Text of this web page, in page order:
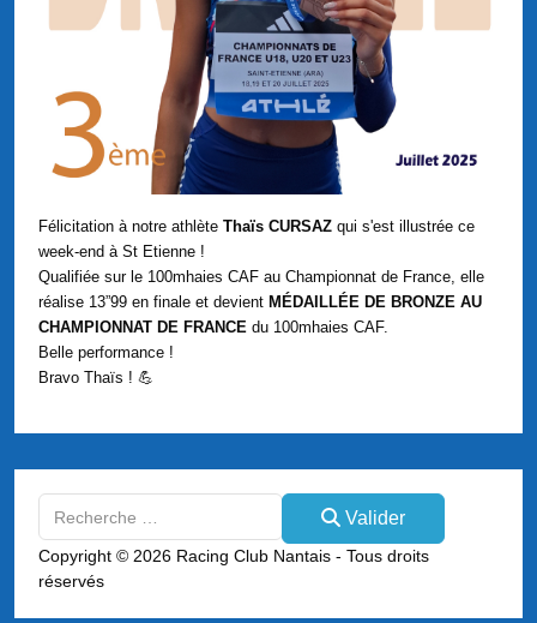
Félicitation à notre athlète Thaïs CURSAZ qui s'est illustrée ce
week-end à St Etienne !
Qualifiée sur le 100mhaies CAF au Championnat de France, elle
réalise 13”99 en finale et devient MÉDAILLÉE DE BRONZE AU
CHAMPIONNAT DE FRANCE du 100mhaies CAF.
Belle performance !
Bravo Thaïs ! 💪
Type 2 or more characters for results.
Valider
Copyright © 2026 Racing Club Nantais - Tous droits
réservés